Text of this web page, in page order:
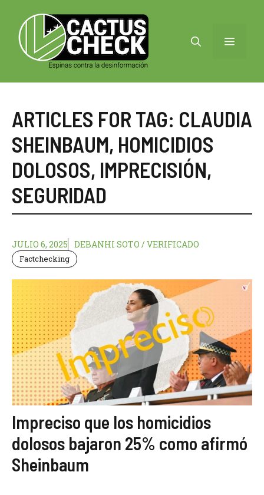
contenido
MENÚ
ARTICLES FOR TAG: CLAUDIA
SHEINBAUM, HOMICIDIOS
DOLOSOS, IMPRECISIÓN,
SEGURIDAD
JULIO 6, 2025 DEBANHI SOTO / VERIFICADO
Factchecking
Impreciso que los homicidios
dolosos bajaron 25% como afirmó
Sheinbaum